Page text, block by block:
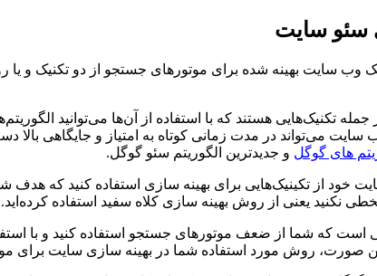
سئو سایت
وب سایت بهینه شده برای موتورهای جستجو از دو تکنیک و
جمله تکنیک‌هایی هستند که با استفاده از آن‌ها می‌توانید
می‌تواند در مدت زمانی کوتاه به امتیاز و جایگاهی بالا
های گوگل و جدیدترین الگوریتم سئو گوگل.
خود از تکینیک‌هایی برای بهینه سازی استفاده کنید که
نکنید یعنی از روش بهینه سازی کلاه سفید استفاده کرده‌اید.
است که شما از ضعف موتورهای جستجو استفاده کنید و با
این صورت، روش مورد استفاده شما در بهینه سازی سایت